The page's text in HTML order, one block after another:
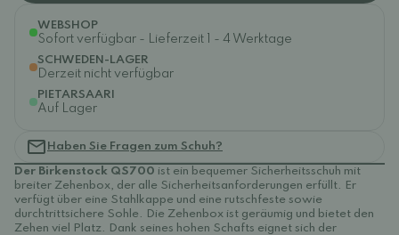
WEBSHOP
Sofort verfügbar - Lieferzeit 1 - 4 Werktage
SCHWEDEN-LAGER
Derzeit nicht verfügbar
PIETARSAARI
Auf Lager
Haben Sie Fragen zum Schuh?
Der Birkenstock QS700 ist ein bequemer Sicherheitsschuh mit
breiter Zehenbox, der alle Sicherheitsanforderungen erfüllt. Er
verfügt über eine Stahlkappe und eine rutschfeste sowie
durchtrittsichere Sohle. Die Zehenbox ist geräumig und bietet den
Zehen viel Platz. Dank seines hohen Schafts eignet sich der